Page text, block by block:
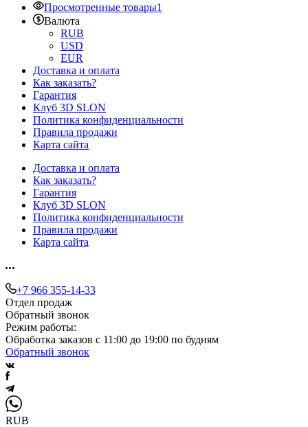
Просмотренные товары1
Валюта
RUB
USD
EUR
Доставка и оплата
Как заказать?
Гарантия
Клуб 3D SLON
Политика конфиденциальности
Правила продажи
Карта сайта
Доставка и оплата
Как заказать?
Гарантия
Клуб 3D SLON
Политика конфиденциальности
Правила продажи
Карта сайта
+7 966 355-14-33
Отдел продаж
Обратный звонок
Режим работы:
Обработка заказов с 11:00 до 19:00 по будням
Обратный звонок
RUB